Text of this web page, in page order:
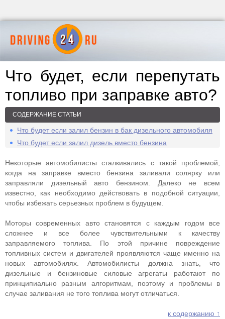
Что будет, если перепутать
топливо при заправке авто?
СОДЕРЖАНИЕ СТАТЬИ
Что будет если залил бензин в бак дизельного автомобиля
Что будет если залил дизель вместо бензина
Некоторые автомобилисты сталкивались с такой проблемой,
когда на заправке вместо бензина заливали солярку или
заправляли дизельный авто бензином. Далеко не всем
известно, как необходимо действовать в подобной ситуации,
чтобы избежать серьезных проблем в будущем.
Моторы современных авто становятся с каждым годом все
сложнее и все более чувствительными к качеству
заправляемого топлива. По этой причине повреждение
топливных систем и двигателей проявляются чаще именно на
новых автомобилях. Автомобилисты должна знать, что
дизельные и бензиновые силовые агрегаты работают по
принципиально разным алгоритмам, поэтому и проблемы в
случае заливания не того топлива могут отличаться.
к содержанию ↑